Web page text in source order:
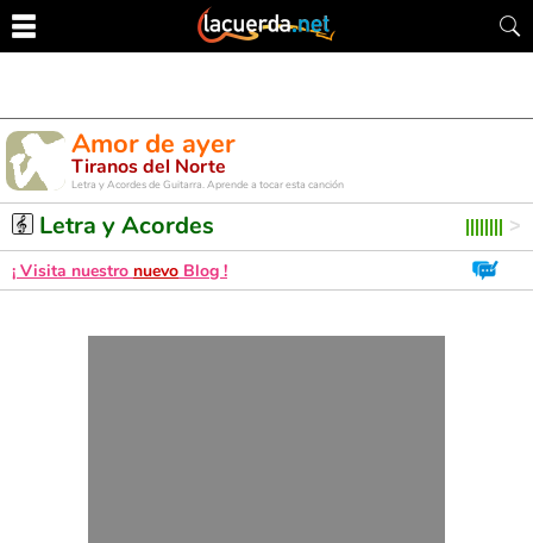
Amor de ayer
Tiranos del Norte
Letra y Acordes de Guitarra. Aprende a tocar esta canción
Letra y Acordes
¡ Visita nuestro nuevo Blog !